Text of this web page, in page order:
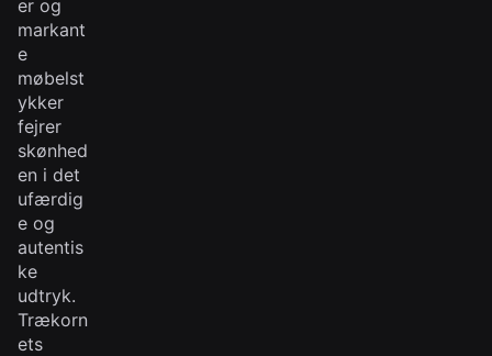
er og
markant
e
møbelst
ykker
fejrer
skønhed
en i det
ufærdig
e og
autentis
ke
udtryk.
Trækorn
ets